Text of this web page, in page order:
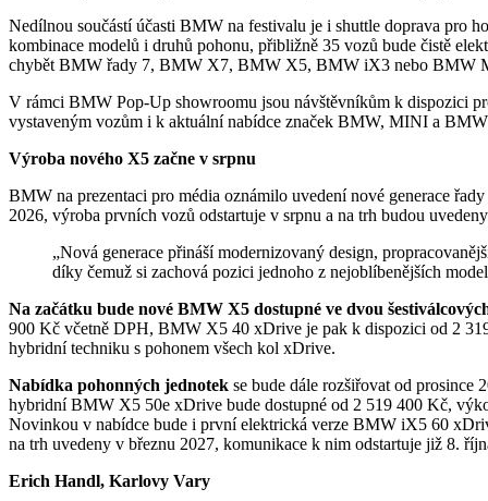
Nedílnou součástí účasti BMW na festivalu je i shuttle doprava pro
kombinace modelů i druhů pohonu, přibližně 35 vozů bude čistě
chybět BMW řady 7, BMW X7, BMW X5, BMW iX3 nebo BMW
V rámci BMW Pop-Up showroomu jsou návštěvníkům k dispozici
vystaveným vozům i k aktuální nabídce značek BMW, MINI a
Výroba nového X5 začne v srpnu
BMW na prezentaci pro média oznámilo uvedení nové generace
2026, výroba prvních vozů odstartuje v srpnu a na trh budou
„Nová generace přináší modernizovaný design, propracovanější technologie i rozšířenou nabídku druhů pohonu,
díky čemuž si zachová pozici jednoho z nejoblíbenějších
Na začátku bude nové BMW X5 dostupné ve dvou
900 Kč včetně DPH, BMW X5 40 xDrive je pak k dispozici od 2
hybridní techniku s pohonem všech kol xDrive.
Nabídka pohonných jednotek se bude dále rozšiřovat od
hybridní BMW X5 50e xDrive bude dostupné od 2 519 400 Kč,
Novinkou v nabídce bude i první elektrická verze BMW iX5 60
na trh uvedeny v březnu 2027, komunikace k nim odstartuje již 8.
Erich Handl, Karlovy Vary